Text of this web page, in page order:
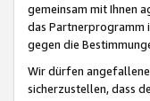
gemeinsam mit Ihnen
das Partnerprogramm
gegen die
Wir dürfen
sicherzustellen, dass